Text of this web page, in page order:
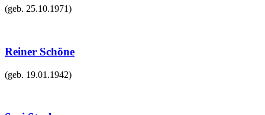
(geb. 25.10.1971)
Reiner Schöne
(geb. 19.01.1942)